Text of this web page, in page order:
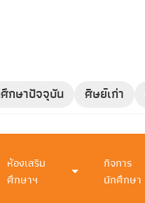
กษาปัจจุบัน ศิษย์เก่า
ห้องเสริม
ศึกษาฯ
กิจการ
นักศึกษา